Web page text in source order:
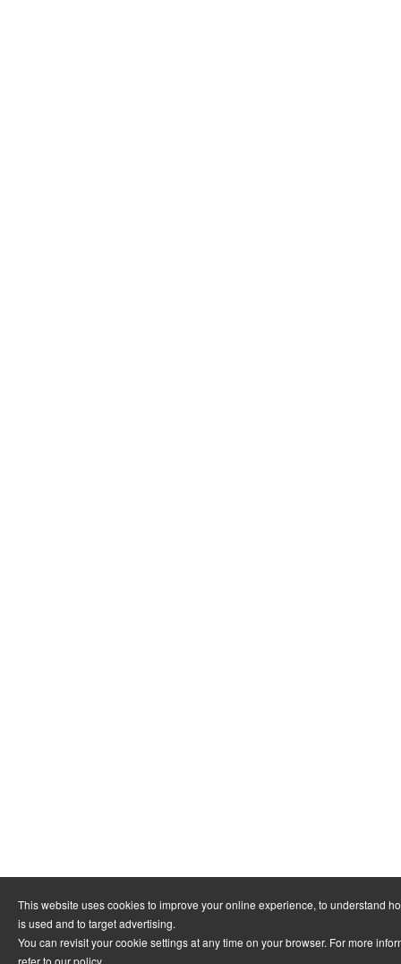
This website uses cookies to improve your online experience, to understand
is used and to target advertising.
You can revisit your cookie settings at any time on your browser. For more
refer to our policy.